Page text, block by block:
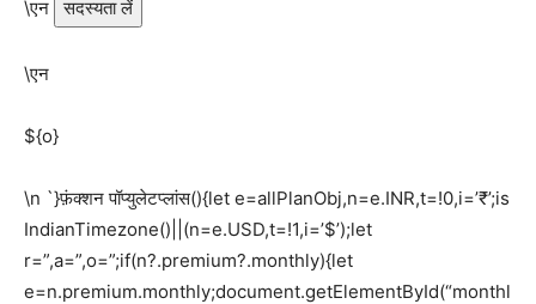
\एन सदस्यता लें
\एन
${o}
\n `}फ़ंक्शन पॉप्युलेटप्लांस(){let e=allPlanObj,n=e.INR,t=!0,i=’₹’;is
IndianTimezone()||(n=e.USD,t=!1,i=’$’);let
r=”,a=”,o=”;if(n?.premium?.monthly){let
e=n.premium.monthly;document.getElementById(“monthl